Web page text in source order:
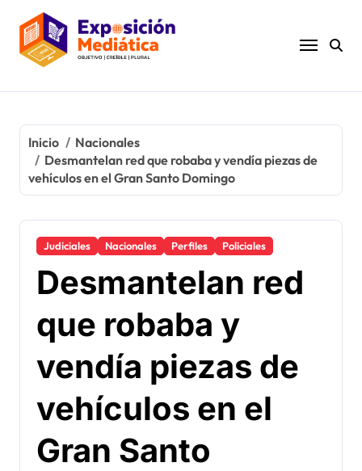
contenido
Inicio
Nacionales
Desmantelan red que robaba y vendía piezas de
vehículos en el Gran Santo Domingo
Judiciales Nacionales Perfiles Policiales
Desmantelan red
que robaba y
vendía piezas de
vehículos en el
Gran Santo